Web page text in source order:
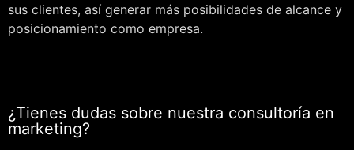
sus clientes, así generar más posibilidades de alcance y
posicionamiento como empresa.
¿Tienes dudas sobre nuestra consultoría en
marketing?